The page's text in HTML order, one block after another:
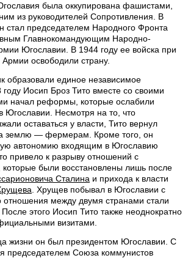
была оккупирована фашистами,
из руководителей Сопротивления. В
стал председателем Народного Фронта
Главнокомандующим Народно-
Югославии. В 1944 году ее войска при
освободили страну.
образовали единое независимое
году Иосип Броз Тито вместе со своими
начал реформы, которые ослабили
Югославии. Несмотря на то, что
оставаться у власти, Тито вернул
землю — фермерам. Кроме того, он
автономию входящим в Югославию
привело к разрыву отношений с
были восстановлены лишь после
Сталина и прихода к власти
. Хрущев побывал в Югославии с
отношения между двумя странами стали
этого Иосип Тито также неоднократно
визитами.
жизни он был президентом Югославии. С
председателем Союза коммунистов